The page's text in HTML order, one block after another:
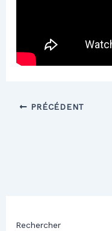
PRÉCÉDENT
Rechercher